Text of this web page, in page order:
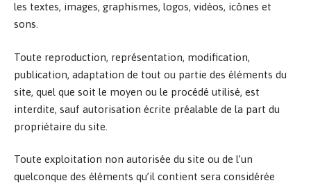
les textes, images, graphismes, logos, vidéos, icônes et
sons.
Toute reproduction, représentation, modification,
publication, adaptation de tout ou partie des éléments du
site, quel que soit le moyen ou le procédé utilisé, est
interdite, sauf autorisation écrite préalable de la part du
propriétaire du site.
Toute exploitation non autorisée du site ou de l’un
quelconque des éléments qu’il contient sera considérée